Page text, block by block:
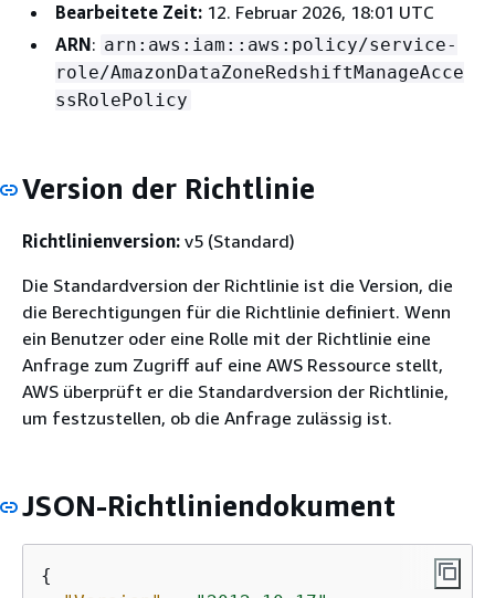
Bearbeitete Zeit: 12. Februar 2026, 18:01 UTC
ARN: arn:aws:iam::aws:policy/service-
role/AmazonDataZoneRedshiftManageAcce
ssRolePolicy
Version der Richtlinie
Richtlinienversion: v5 (Standard)
Die Standardversion der Richtlinie ist die Version, die
die Berechtigungen für die Richtlinie definiert. Wenn
ein Benutzer oder eine Rolle mit der Richtlinie eine
Anfrage zum Zugriff auf eine AWS Ressource stellt,
AWS überprüft er die Standardversion der Richtlinie,
um festzustellen, ob die Anfrage zulässig ist.
JSON-Richtliniendokument
{